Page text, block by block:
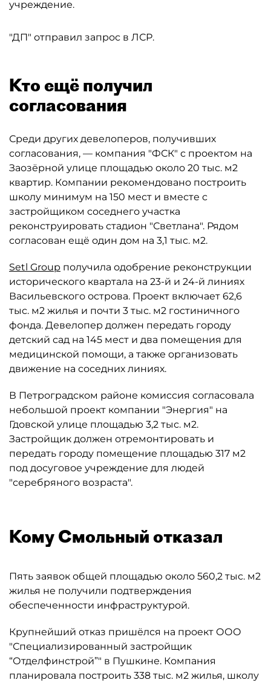
учреждение.
"ДП" отправил запрос в ЛСР.
Кто ещё получил
согласования
Среди других девелоперов, получивших
согласования, — компания "ФСК" с проектом на
Заозёрной улице площадью около 20 тыс. м2
квартир. Компании рекомендовано построить
школу минимум на 150 мест и вместе с
застройщиком соседнего участка
реконструировать стадион "Светлана". Рядом
согласован ещё один дом на 3,1 тыс. м2.
Setl Group получила одобрение реконструкции
исторического квартала на 23-й и 24-й линиях
Васильевского острова. Проект включает 62,6
тыс. м2 жилья и почти 3 тыс. м2 гостиничного
фонда. Девелопер должен передать городу
детский сад на 145 мест и два помещения для
медицинской помощи, а также организовать
движение на соседних линиях.
В Петроградском районе комиссия согласовала
небольшой проект компании "Энергия" на
Гдовской улице площадью 3,2 тыс. м2.
Застройщик должен отремонтировать и
передать городу помещение площадью 317 м2
под досуговое учреждение для людей
"серебряного возраста".
Кому Смольный отказал
Пять заявок общей площадью около 560,2 тыс. м2
жилья не получили подтверждения
обеспеченности инфраструктурой.
Крупнейший отказ пришёлся на проект ООО
"Специализированный застройщик
“Отделфинстрой”" в Пушкине. Компания
планировала построить 338 тыс. м2 жилья, школу